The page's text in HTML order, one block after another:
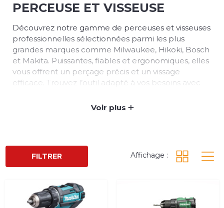
PERCEUSE ET VISSEUSE
Découvrez notre gamme de perceuses et visseuses
professionnelles sélectionnées parmi les plus
grandes marques comme Milwaukee, Hikoki, Bosch
et Makita. Puissantes, fiables et ergonomiques, elles
vous offrent un perçage précis et un vissage
efficace. Trouvez l’outil adapté à vos besoins avec
Voir plus +
FILTRER Affichage :